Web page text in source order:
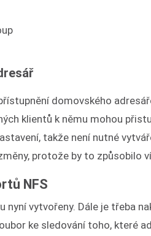
domovského
klientů k němu mohou
takže není nutné
protože by to způsobilo
NFS
nyní vytvořeny. Dále je třeba
ke sledování toho, které